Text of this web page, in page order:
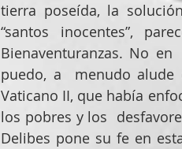
tierra poseída, la
“santos inocentes”,
Bienaventuranzas. No
puedo, a  menudo alude
Vaticano II, que había
los pobres y los
Delibes pone su fe en